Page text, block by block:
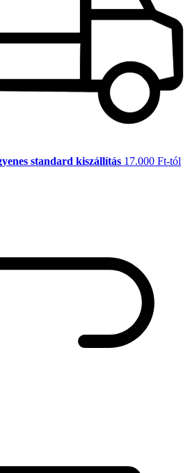
standard kiszállítás 17.000 Ft-tól